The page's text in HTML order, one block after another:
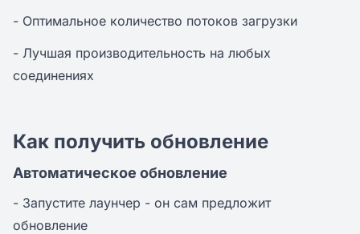
- Оптимальное количество потоков загрузки
- Лучшая производительность на любых
соединениях
Как получить обновление
Автоматическое обновление
- Запустите лаунчер - он сам предложит
обновление